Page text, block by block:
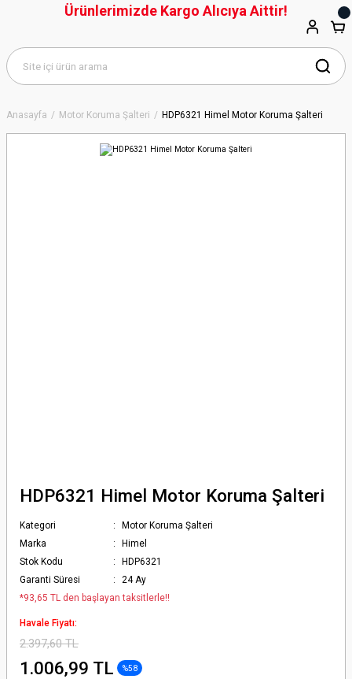
Anasayfa Motor Koruma Şalteri HDP6321 Himel Motor Koruma Şalteri
HDP6321 Himel Motor Koruma Şalteri
Kategori
Motor Koruma Şalteri
Marka
Himel
Stok Kodu
HDP6321
Garanti Süresi
24 Ay
*93,65 TL den başlayan taksitlerle!!
Havale Fiyatı:
2.397,60 TL
1.006,99 TL %58
Ürünlerimizde Kargo Alıcıya Aittir!